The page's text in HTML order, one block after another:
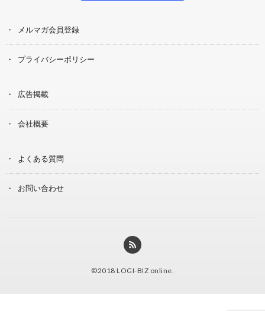
メルマガ会員登録
プライバシーポリシー
広告掲載
会社概要
よくある質問
お問い合わせ
©2018 LOGI-BIZ online.